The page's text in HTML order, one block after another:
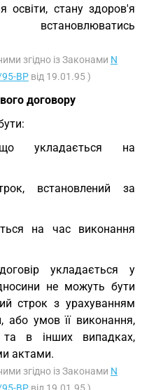
освіти, стану здоров'я
згідно із Законами N
95-ВР від 19.01.95 )
договору
укладається на
встановлений за
на час виконання
укладається у
не можуть бути
строк з урахуванням
або умов її виконання,
та в інших випадках,
актами.
згідно із Законами N